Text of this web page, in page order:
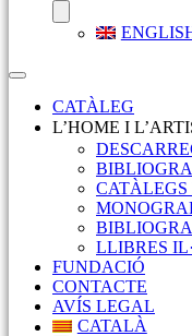
CATÀLEG
L’HOME I
CATÀLEGS
LLIBRES
FUNDACIÓ
CONTACTE
AVÍS LEGAL
CATALÀ